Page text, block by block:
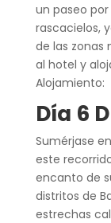
un paseo
rascacielos,
de las zonas
al hotel y
Alojamiento:
Día 6
Sumérjase
este
encanto de
distritos de
estrechas